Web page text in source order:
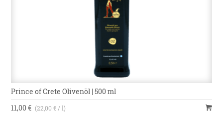
Prince of Crete Olivenöl | 500 ml
11,00 € (22,00 € / l)